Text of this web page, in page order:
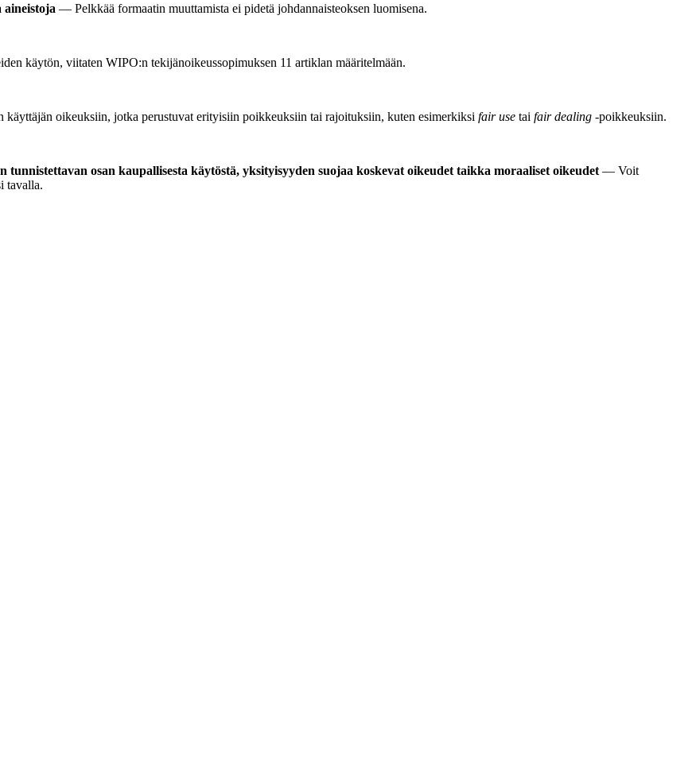
aineistoja — Pelkkää formaatin muuttamista ei pidetä johdannaisteoksen luomisena.
käytön, viitaten WIPO:n tekijänoikeussopimuksen 11 artiklan määritelmään.
oikeuksiin, jotka perustuvat erityisiin poikkeuksiin tai rajoituksiin, kuten esimerkiksi fair use tai fair dealing -poikkeuksiin.
osan kaupallisesta käytöstä, yksityisyyden suojaa koskevat oikeudet taikka moraaliset oikeudet — Voit
tavalla.